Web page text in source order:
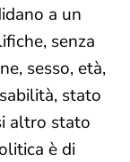
a un
senza
sesso, età,
stato
altro stato
è di